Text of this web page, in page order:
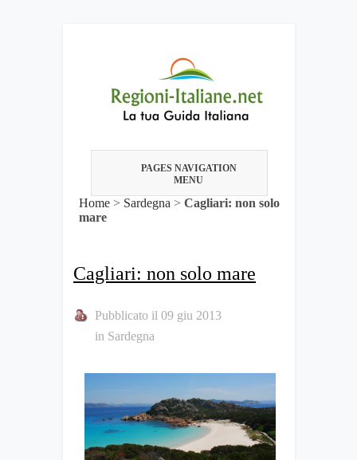
PAGES NAVIGATION
MENU
Home > Sardegna > Cagliari: non solo
mare
Cagliari: non solo mare
Pubblicato il 09 giu 2013
in Sardegna